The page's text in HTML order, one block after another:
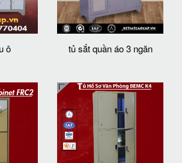
ô tủ sắt quần áo 3 ngăn